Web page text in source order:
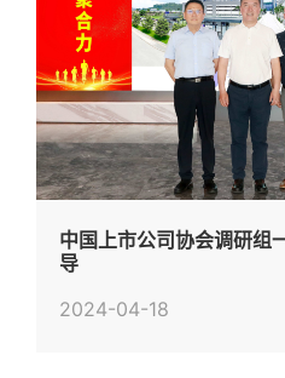
中国上市公司协会调研组
导
2024-04-18